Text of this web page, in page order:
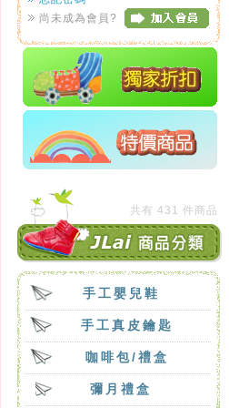
尚未成為會員?
共有 431 件商品
手工嬰兒鞋
手工真皮鑰匙
咖啡包/禮盒
彌月禮盒